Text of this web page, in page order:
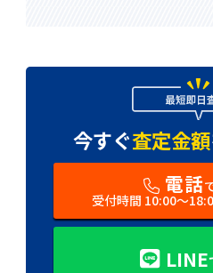
今すぐ査定金額
電話
受付時間 10:00〜
LINE